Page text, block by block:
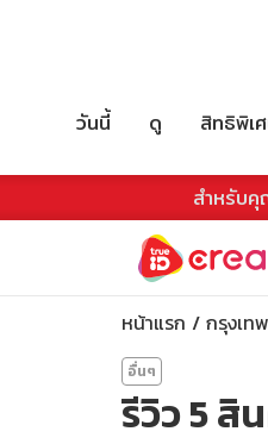
วันนี้ ดู สิทธิพิเ
สำหรับ
หน้าแรก กรุงเท
อื่นๆ
รีวิว 5 สิ